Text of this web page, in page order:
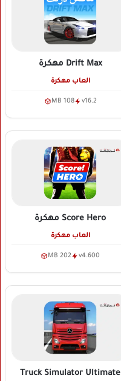
Drift Max مهكرة
العاب مهكرة
v16.2
108 MB
Score Hero مهكرة
العاب مهكرة
v4.600
202 MB
Truck Simulator Ultimate